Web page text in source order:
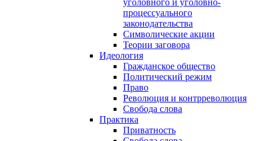
уголовного и уголовно-
процессуального
законодательства
Символические акции
Теории заговора
Идеология
Гражданское общество
Политический режим
Право
Революция и контрреволюция
Свобода слова
Практика
Приватность